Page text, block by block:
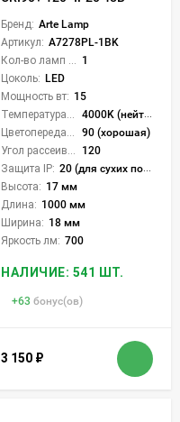
Бренд: Arte Lamp
Артикул: A7278PL-1BK
1
Цоколь: LED
Мощность вт: 15
4000K (нейтральный)
90 (хорошая)
120
Защита IP: 20 (для сухих пом.)
Высота: 17 мм
Длина: 1000 мм
Ширина: 18 мм
Яркость лм: 700
НАЛИЧИЕ: 541 ШТ.
+63 бонус(ов)
3 150 ₽